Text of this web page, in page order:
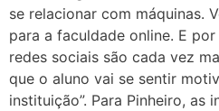
se relacionar com máquinas.
para a faculdade online. E
redes sociais são cada vez
que o aluno vai se sentir
instituição”. Para Pinheiro, as